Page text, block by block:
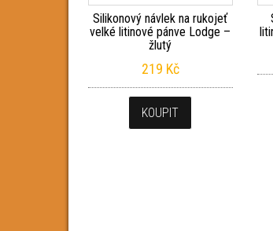
Silikonový návlek na rukojeť
velké litinové pánve Lodge –
žlutý
219 Kč
KOUPIT